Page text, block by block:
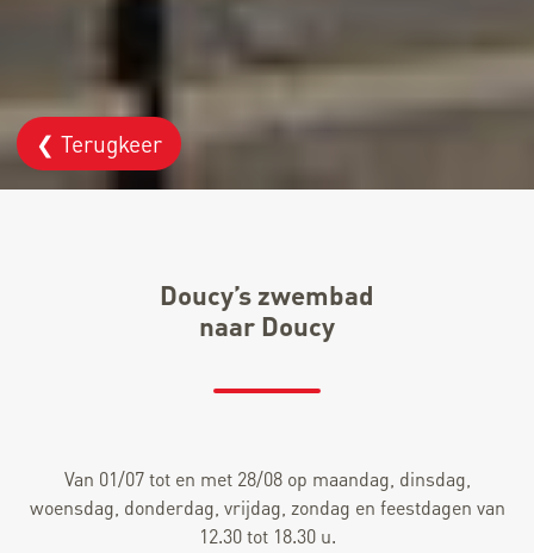
❮ Terugkeer
Doucy’s zwembad
naar Doucy
Van 01/07 tot en met 28/08 op maandag, dinsdag,
woensdag, donderdag, vrijdag, zondag en feestdagen van
12.30 tot 18.30 u.